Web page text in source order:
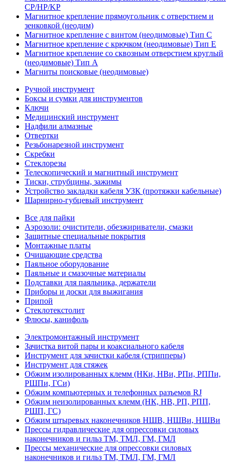
CP/HP/KP
Магнитное крепление прямоугольник с отверстием и
зенковкой (неодим)
Магнитное крепление с винтом (неодимовые) Тип С
Магнитное крепление с крючком (неодимовые) Тип Е
Магнитное крепление со сквозным отверстием круглый
(неодимовые) Тип А
Магниты поисковые (неодимовые)
Ручной инструмент
Боксы и сумки для инструментов
Ключи
Медицинский инструмент
Надфили алмазные
Отвертки
Резьбонарезной инструмент
Скребки
Стеклорезы
Телескопический и магнитный инструмент
Тиски, струбцины, зажимы
Устройство закладки кабеля УЗК (протяжки кабельные)
Шарнирно-губцевый инструмент
Все для пайки
Аэрозоли: очистители, обезжириватели, смазки
Защитные специальные покрытия
Монтажные платы
Очищающие средства
Паяльное оборудование
Паяльные и смазочные материалы
Подставки для паяльника, держатели
Приборы и доски для выжигания
Припой
Стеклотекстолит
Флюсы, канифоль
Электромонтажный инструмент
Зачистка витой пары и коаксиального кабеля
Инструмент для зачистки кабеля (стрипперы)
Инструмент для стяжек
Обжим изолированных клемм (НКи, НВи, РПи, РППи,
РШПи, ГСи)
Обжим компьютерных и телефонных разъемов RJ
Обжим неизолированных клемм (НК, НВ, РП, РПП,
РШП, ГС)
Обжим штыревых наконечников НШВ, НШВи, НШВи
Прессы гидравлические для опрессовки силовых
наконечников и гильз ТМ, ТМЛ, ГМ, ГМЛ
Прессы механические для опрессовки силовых
наконечников и гильз ТМ, ТМЛ, ГМ, ГМЛ